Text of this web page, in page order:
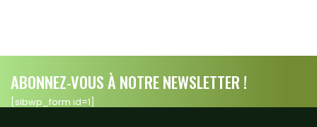
ABONNEZ-VOUS À NOTRE NEWSLETTER !
[sibwp_form id=1]